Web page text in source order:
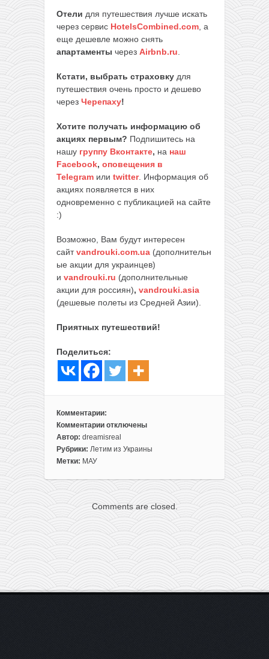
Отели для путешествия лучше искать
через сервис HotelsCombined.com , а
еще дешевле можно снять
апартаменты через Airbnb.ru
Кстати, выбрать страховку для
путешествия очень просто и дешево
через Черепаху!
Хотите получать информацию об
акциях первым? Подпишитесь на
нашу группу Вконтакте, на наш
Facebook, оповещения в
Telegram или twitter. Информация об
акциях появляется в них
одновременно с публикацией на сайте
:)
Возможно, Вам будут интересен
сайтvandrouki.com.ua (дополнительн
ые акции для украинцев)
и vandrouki.ru (дополнительные
акции для россиян), vandrouki.asia
(дешевые полеты из Средней Азии).
Приятных путешествий!
Поделиться:
Комментарии:
Комментарии
к
записи
Распродажа
летим
Грузию
и
Армению
всего
85€
отключены
Автор: dreamisreal
Рубрики: Летим из Украины
Метки: МАУ
Comments are closed.